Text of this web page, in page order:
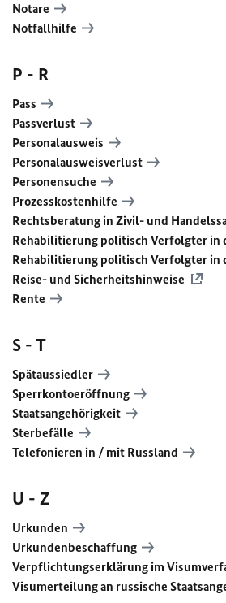
Notare
Notfallhilfe
P - R
Pass
Passverlust
Personalausweis
Personalausweisverlust
Personensuche
Prozesskostenhilfe
Rechtsberatung in Zivil- und
Rehabilitierung politisch Verfolgter in
Rehabilitierung politisch Verfolgter in
Reise- und Sicherheitshinweise
Rente
S - T
Spätaussiedler
Sperrkontoeröffnung
Staatsangehörigkeit
Sterbefälle
Telefonieren in / mit Russland
U - Z
Urkunden
Urkundenbeschaffung
Verpflichtungserklärung im
Visumerteilung an russische